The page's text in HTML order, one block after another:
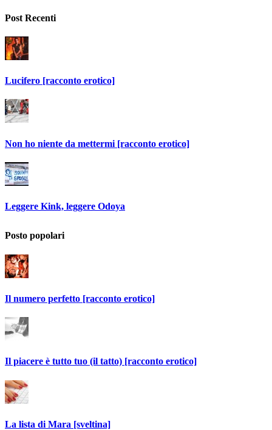
Post Recenti
Lucifero [racconto erotico]
Non ho niente da mettermi [racconto erotico]
Leggere Kink, leggere Odoya
Posto popolari
Il numero perfetto [racconto erotico]
Il piacere è tutto tuo (il tatto) [racconto erotico]
La lista di Mara [sveltina]